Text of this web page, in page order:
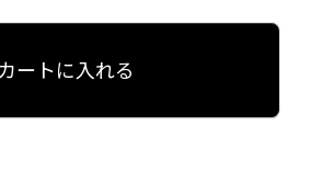
カートに入れる